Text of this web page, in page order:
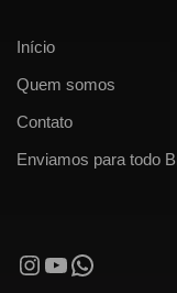
Início
Quem somos
Contato
Enviamos para todo